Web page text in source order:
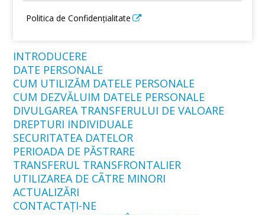
Politica de Confidențialitate
INTRODUCERE
DATE PERSONALE
CUM UTILIZĂM DATELE PERSONALE
CUM DEZVĂLUIM DATELE PERSONALE
DIVULGAREA TRANSFERULUI DE VALOARE
DREPTURI INDIVIDUALE
SECURITATEA DATELOR
PERIOADA DE PĂSTRARE
TRANSFERUL TRANSFRONTALIER
UTILIZAREA DE CÃTRE MINORI
ACTUALIZĂRI
CONTACTAȚI-NE